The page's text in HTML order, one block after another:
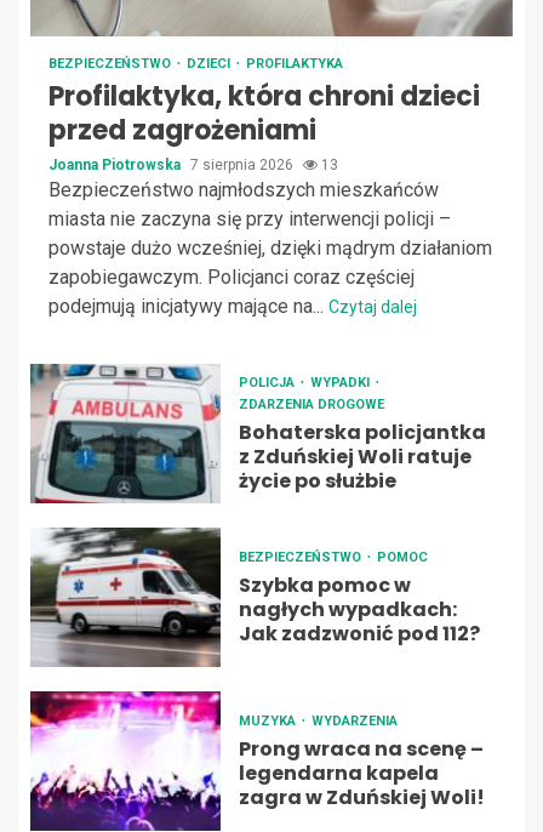
BEZPIECZEŃSTWO DZIECI PROFILAKTYKA
Profilaktyka, która chroni dzieci
przed zagrożeniami
Joanna Piotrowska 7 sierpnia 2026 13
Bezpieczeństwo najmłodszych mieszkańców
miasta nie zaczyna się przy interwencji policji –
powstaje dużo wcześniej, dzięki mądrym działaniom
zapobiegawczym. Policjanci coraz częściej
podejmują inicjatywy mające na... Czytaj dalej
POLICJA
WYPADKI
ZDARZENIA DROGOWE
Bohaterska policjantka
z Zduńskiej Woli ratuje
życie po służbie
BEZPIECZEŃSTWO POMOC
Szybka pomoc w
nagłych wypadkach:
Jak zadzwonić pod 112?
MUZYKA WYDARZENIA
Prong wraca na scenę –
legendarna kapela
zagra w Zduńskiej Woli!